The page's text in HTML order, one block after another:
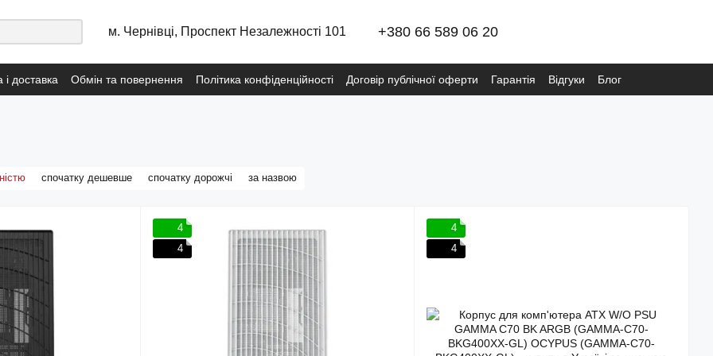
м. Чернівці, Проспект Незалежності 101 +380 66 589 06 20
доставка Обмін та повернення Політика конфіденційності Договір публічної оферти Гарантія Відгуки
Блог
даних
Договір публічної оферти з послуг навчання Політика конфіденційності META
Видалення даних
спочатку дешевше спочатку дорожчі за назвою
4
4
4
4